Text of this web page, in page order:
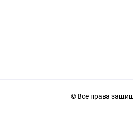
© Все права